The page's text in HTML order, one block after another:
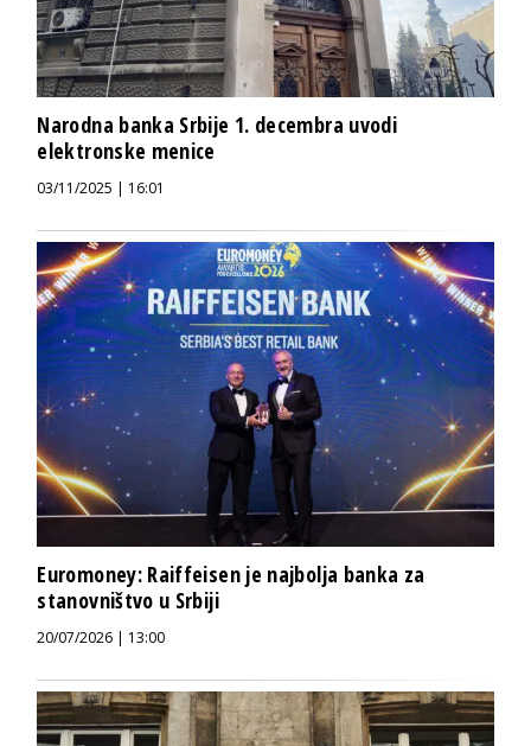
Narodna banka Srbije 1. decembra uvodi
elektronske menice
03/11/2025 | 16:01
Euromoney: Raiffeisen je najbolja banka za
stanovništvo u Srbiji
20/07/2026 | 13:00